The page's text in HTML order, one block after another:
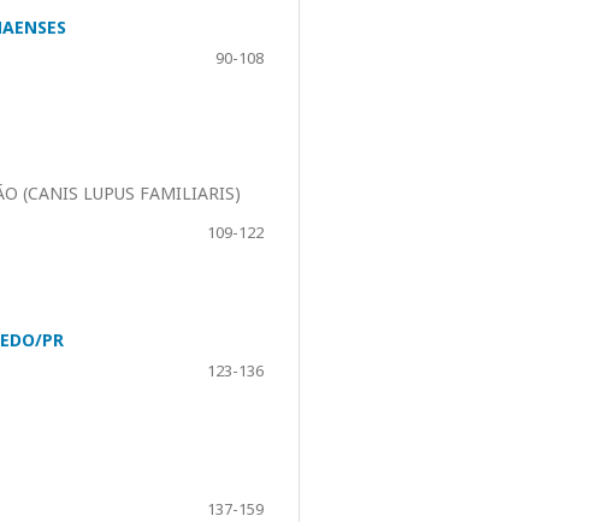
90-108
(CANIS LUPUS FAMILIARIS)
109-122
PR
123-136
137-159